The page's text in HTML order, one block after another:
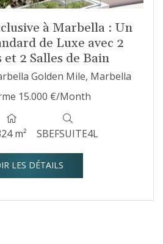
à Marbella : Un
de Luxe avec 2
et 2 Salles de Bain
Golden Mile, Marbella
15.000 €/Month
m² SBEFSUITE4L
LES DÉTAILS